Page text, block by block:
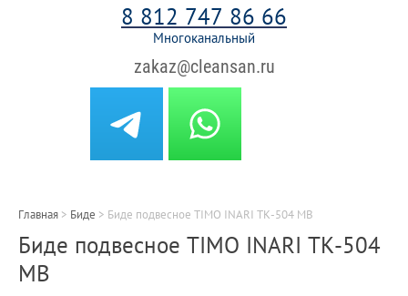
8 812 747 86 66
Многоканальный
zakaz@cleansan.ru
Главная > Биде > Биде подвесное TIMO INARI ТК-504 MB
Биде подвесное TIMO INARI ТК-504
MB